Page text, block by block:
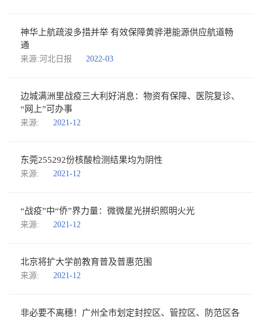
神华上航疏浚多措并举 有效保障黄骅港能源供应航道畅
通
来源:河北日报 2022-03
边城满洲里战疫三大利好消息：物资有保障、医院复诊、
“网上”可办事
来源: 2021-12
东莞255292份核酸检测结果均为阴性
来源: 2021-12
“战疫”中“侨”界力量：微微星光拼织照明火光
来源: 2021-12
北京将扩大学前教育普及普惠范围
来源: 2021-12
非必要不离穗！广州全市划定封控区、管控区、防范区各